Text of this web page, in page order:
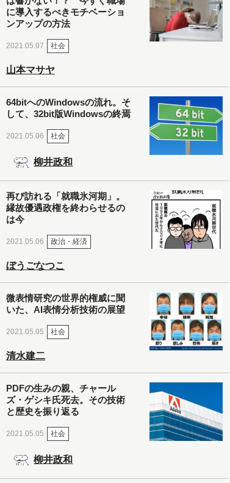
に導入するべきモチベーショ
ンアップの方法
2021.05.07 社会
山本マサヤ
64bitへのWindowsの流れ。そ
して、32bit版Windowsの終焉
2021.05.06 社会
柳井政和
再び訪れる「就職氷河期」。
縁故優遇政権を終わらせるの
は今
2021.05.06 政治・経済
ぼうごなつこ
微表情研究の世界的権威に聞
いた、AI表情分析技術の展望
2021.05.05 社会
清水建二
PDFの生みの親、チャール
ズ・ゲシキ氏死去。その技術
と歴史を振り返る
2021.05.05 社会
柳井政和